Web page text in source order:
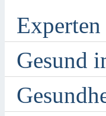
Gesund